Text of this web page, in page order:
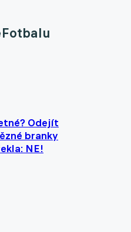
Odejít
branky
NE!